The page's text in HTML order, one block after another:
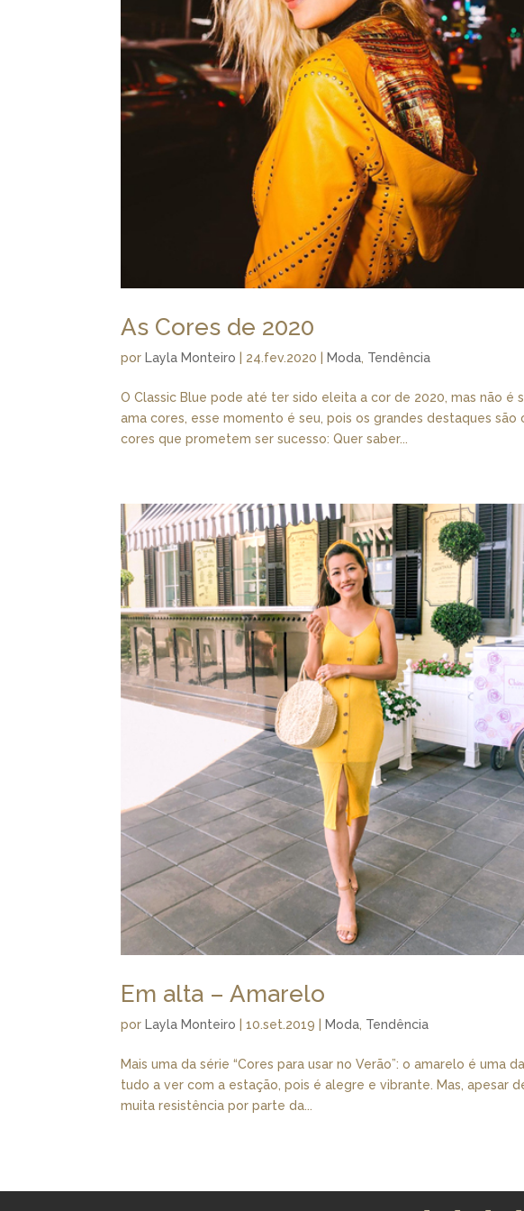
As Cores de 2020
porLayla Monteiro | 24.fev.2020 |Moda, Tendência
O Classic Blue pode até ter sido eleita a cor de 2020, mas não é
ama cores, esse momento é seu, pois os grandes destaques
cores que prometem ser sucesso: Quer saber...
Em alta – Amarelo
por Layla Monteiro |10.set.2019 Moda, Tendência
Mais uma da série “Cores para usar no Verão”: o amarelo é uma
tudo a ver com a estação, pois é alegre e vibrante. Mas, apesar
muita resistência por parte da...